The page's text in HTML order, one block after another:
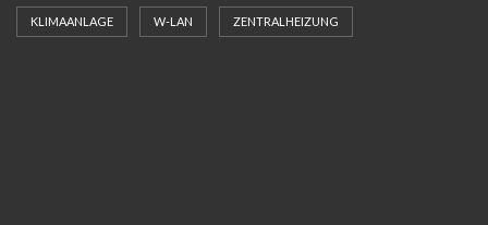
KLIMAANLAGE W-LAN ZENTRALHEIZUNG